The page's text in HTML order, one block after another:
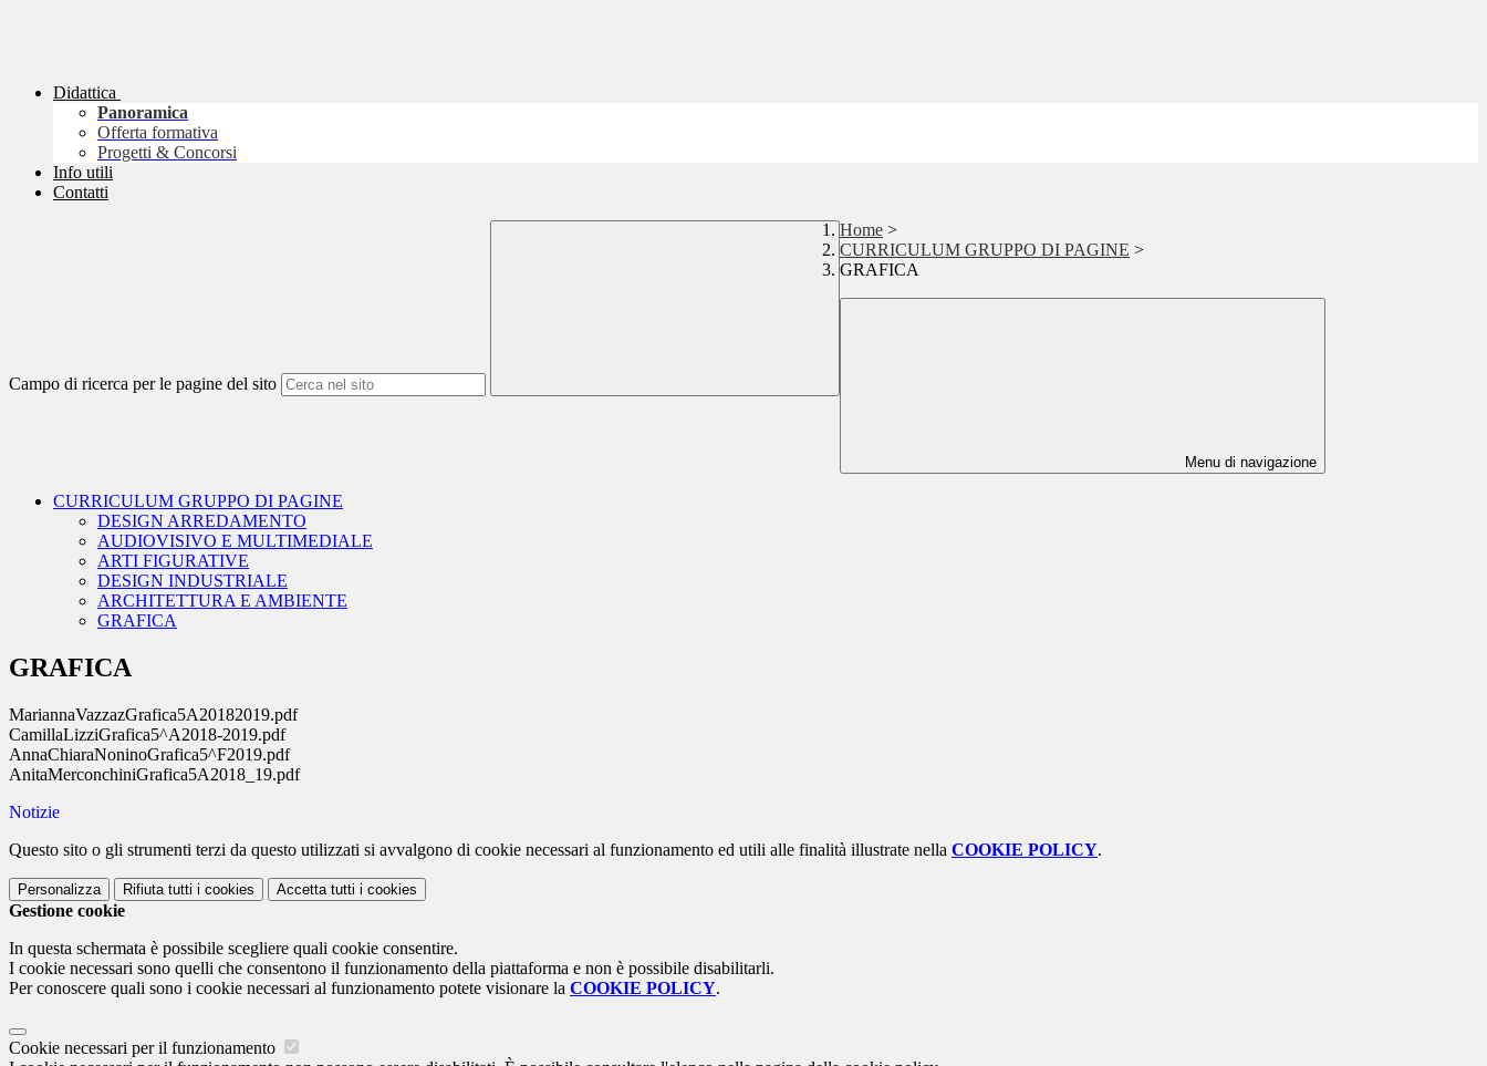
Didattica
Panoramica
Offerta formativa
Progetti & Concorsi
Info utili
Contatti
Campo di ricerca per le pagine del sito
Home >
CURRICULUM GRUPPO DI PAGINE >
GRAFICA
Menu di navigazione
CURRICULUM GRUPPO DI PAGINE
DESIGN ARREDAMENTO
AUDIOVISIVO E MULTIMEDIALE
ARTI FIGURATIVE
DESIGN INDUSTRIALE
ARCHITETTURA E AMBIENTE
GRAFICA
GRAFICA
MariannaVazzazGrafica5A20182019.pdf
CamillaLizziGrafica5^A2018-2019.pdf
AnnaChiaraNoninoGrafica5^F2019.pdf
AnitaMerconchiniGrafica5A2018_19.pdf
Notizie
Questo sito o gli strumenti terzi da questo utilizzati si avvalgono di cookie necessari al funzionamento ed utili alle finalità illustrate nella COOKIE POLICY.
Personalizza Rifiuta tutti i cookies Accetta tutti i cookies
Gestione cookie
In questa schermata è possibile scegliere quali cookie consentire.
I cookie necessari sono quelli che consentono il funzionamento della piattaforma e non è possibile disabilitarli.
Per conoscere quali sono i cookie necessari al funzionamento potete visionare la COOKIE POLICY.
Cookie necessari per il funzionamento